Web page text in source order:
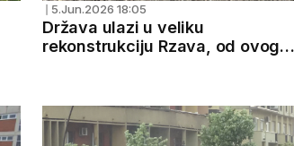
❘ 5.Jun.2026 18:05
Država ulazi u veliku
rekonstrukciju Rzava, od ovog